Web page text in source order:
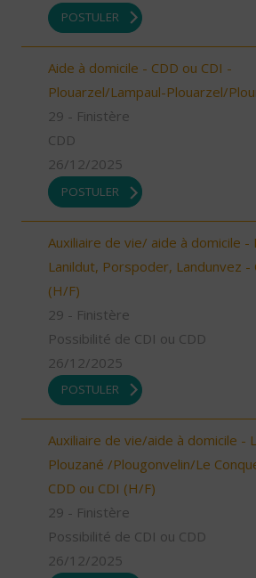
POSTULER
Aide à domicile - CDD ou CDI -
Plouarzel/Lampaul-Plouarzel/
29 - Finistère
CDD
26/12/2025
POSTULER
Auxiliaire de vie/ aide à domicile -
Lanildut, Porspoder, Landunvez -
(H/F)
29 - Finistère
Possibilité de CDI ou CDD
26/12/2025
POSTULER
Auxiliaire de vie/aide à domicile -
Plouzané /Plougonvelin/Le
CDD ou CDI (H/F)
29 - Finistère
Possibilité de CDI ou CDD
26/12/2025